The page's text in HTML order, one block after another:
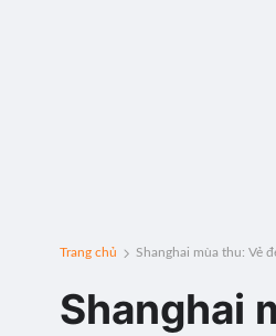
Trang chủ Shanghai mùa thu: Vẻ
Shanghai